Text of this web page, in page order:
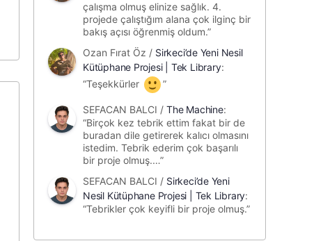
çalışma olmuş elinize sağlık. 4.
projede çalıştığım alana çok ilginç bir
bakış açısı öğrenmiş oldum.”
Ozan Fırat Öz / Sirkeci’de Yeni Nesil
Kütüphane Projesi | Tek Library:
“Teşekkürler ”
SEFACAN BALCI / The Machine:
“Birçok kez tebrik ettim fakat bir de
buradan dile getirerek kalıcı olmasını
istedim. Tebrik ederim çok başarılı
bir proje olmuş.…”
SEFACAN BALCI / Sirkeci’de Yeni
Nesil Kütüphane Projesi | Tek Library:
“Tebrikler çok keyifli bir proje olmuş.”